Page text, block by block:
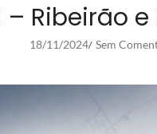
– Ribeirão
18/11/2024/ Sem